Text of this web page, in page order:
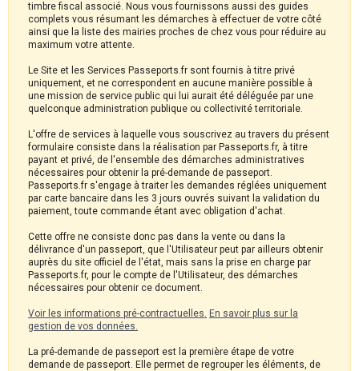
timbre fiscal associé. Nous vous fournissons aussi des guides
complets vous résumant les démarches à effectuer de votre côté
ainsi que la liste des mairies proches de chez vous pour réduire au
maximum votre attente.
Le Site et les Services Passeports.fr sont fournis à titre privé
uniquement, et ne correspondent en aucune manière possible à
une mission de service public qui lui aurait été déléguée par une
quelconque administration publique ou collectivité territoriale.
L'offre de services à laquelle vous souscrivez au travers du présent
formulaire consiste dans la réalisation par Passeports.fr, à titre
payant et privé, de l'ensemble des démarches administratives
nécessaires pour obtenir la pré-demande de passeport.
Passeports.fr s'engage à traiter les demandes réglées uniquement
par carte bancaire dans les 3 jours ouvrés suivant la validation du
paiement, toute commande étant avec obligation d'achat.
Cette offre ne consiste donc pas dans la vente ou dans la
délivrance d'un passeport, que l'Utilisateur peut par ailleurs obtenir
auprès du site officiel de l'état, mais sans la prise en charge par
Passeports.fr, pour le compte de l'Utilisateur, des démarches
nécessaires pour obtenir ce document.
Voir les informations pré-contractuelles. En savoir plus sur la
gestion de vos données.
La pré-demande de passeport est la première étape de votre
demande de passeport. Elle permet de regrouper les éléments, de